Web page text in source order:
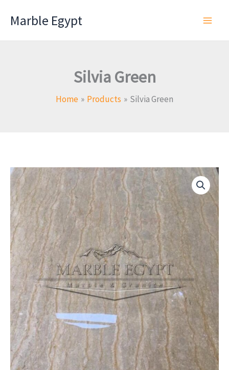
Marble Egypt
Silvia Green
Home Products Silvia Green